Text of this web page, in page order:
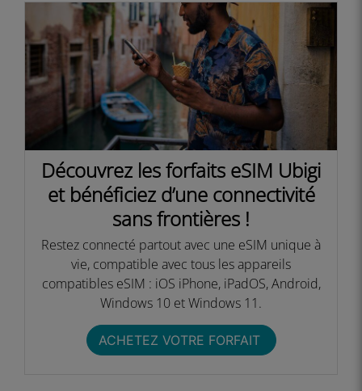
Découvrez les forfaits eSIM Ubigi
et bénéficiez d’une connectivité
sans frontières !​
Restez connecté partout avec une eSIM unique à
vie, compatible avec tous les appareils
compatibles eSIM : iOS iPhone, iPadOS, Android,
Windows 10 et Windows 11.​
ACHETEZ VOTRE FORFAIT ​